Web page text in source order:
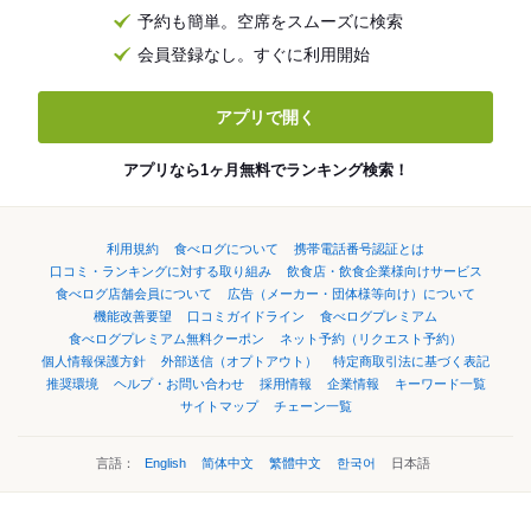
予約も簡単。空席をスムーズに検索
会員登録なし。すぐに利用開始
アプリで開く
アプリなら1ヶ月無料でランキング検索！
利用規約 食べログについて
携帯電話番号認証とは
口コミ・ランキングに対する取り組み
飲食店・飲食企業様向けサービス
食べログ店舗会員について
広告（メーカー・団体様等向け）について
機能改善要望
口コミガイドライン
食べログプレミアム
食べログプレミアム無料クーポン
ネット予約（リクエスト予約）
個人情報保護方針
外部送信（オプトアウト）
特定商取引法に基づく表記
推奨環境
ヘルプ・お問い合わせ 採用情報 企業情報
キーワード一覧
サイトマップ
チェーン一覧
言語： English 简体中文 繁體中文 한국어 日本語